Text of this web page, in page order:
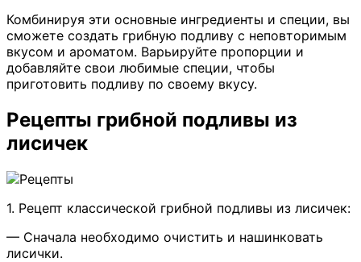
Комбинируя эти основные ингредиенты и специи, вы
сможете создать грибную подливу с неповторимым
вкусом и ароматом. Варьируйте пропорции и
добавляйте свои любимые специи, чтобы
приготовить подливу по своему вкусу.
Рецепты грибной подливы из
лисичек
1. Рецепт классической грибной подливы из лисичек:
— Сначала необходимо очистить и нашинковать
лисички.